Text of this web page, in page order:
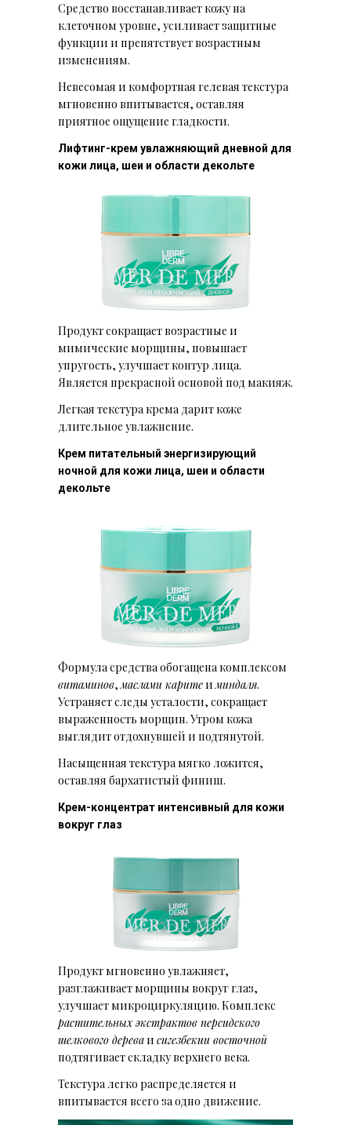
Средство восстанавливает кожу на
клеточном уровне, усиливает защитные
функции и препятствует возрастным
изменениям.
Невесомая и комфортная гелевая текстура
мгновенно впитывается, оставляя
приятное ощущение гладкости.
Лифтинг-крем увлажняющий дневной для
кожи лица, шеи и области декольте
Продукт сокращает возрастные и
мимические морщины, повышает
упругость, улучшает контур лица.
Является прекрасной основой под макияж.
Легкая текстура крема дарит коже
длительное увлажнение.
Крем питательный энергизирующий
ночной для кожи лица, шеи и области
декольте
Формула средства обогащена комплексом
витаминов,маслами каритеиминдаля.
Устраняет следы усталости, сокращает
выраженность морщин. Утром кожа
выглядит отдохнувшей и подтянутой.
Насыщенная текстура мягко ложится,
оставляя бархатистый финиш.
Крем-концентрат интенсивный для кожи
вокруг глаз
Продукт мгновенно увлажняет,
разглаживает морщины вокруг глаз,
улучшает микроциркуляцию. Комплекс
растительных экстрактов персидского
шелкового дереваи сигезбекии восточной
подтягивает складку верхнего века.
Текстура легко распределяется и
впитывается всего за одно движение.